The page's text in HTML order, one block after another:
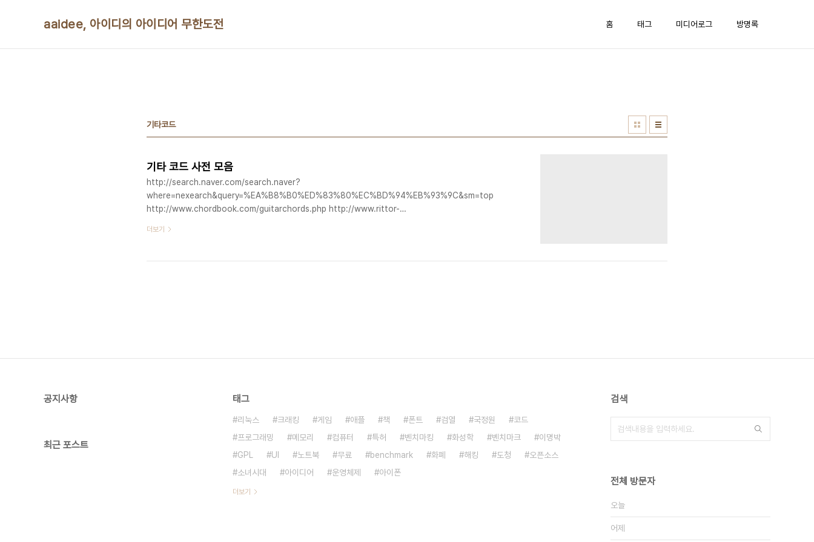
aaidee, 아이디의 아이디어 무한도전 홈 태그 미디어로그 방명록
기타코드
기타 코드 사전 모음
http://search.naver.com/search.naver?
where=nexearch&query=%EA%B8%B0%ED%83%80%EC%BD%94%EB%93%9C&sm=top_hty&fbm=1&ie=utf8
http://www.chordbook.com/guitarchords.php http://www.rittor-
http://chordfind.com/ http://www.8notes.com/guitar_chord_chart/
더보기
공지사항
최근 포스트
태그
리눅스 크래킹 게임 애플 책 폰트 검열 국정원
코드
프로그래밍
메모리 컴퓨터 특허 벤치마킹 화성학 벤치마크
이명박
GPL
UI 노트북 무료 benchmark 화폐 해킹 도청
오픈소스
소녀시대
아이디어 운영체제 아이폰
더보기
검색
전체 방문자
오늘
어제